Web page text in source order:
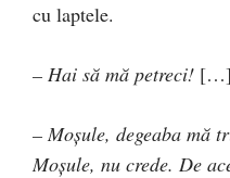
cu laptele.
– Hai să mă petreci! […]
– Moşule, degeaba mă
Moşule, nu crede. De